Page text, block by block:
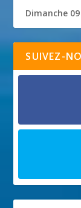
Dimanche 09
SUIVEZ-